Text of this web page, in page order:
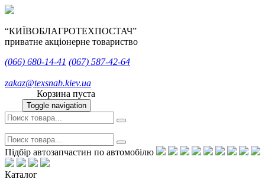
“КИЇВОБЛАГРОТЕХПОСТАЧ”
приватне акціонерне товариство
(066) 680-14-41 (067) 587-42-64
zakaz@texsnab.kiev.ua
Корзина пуста
Toggle navigation
Підбір автозапчастин по автомобілю
Каталог